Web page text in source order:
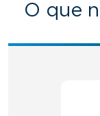
O que